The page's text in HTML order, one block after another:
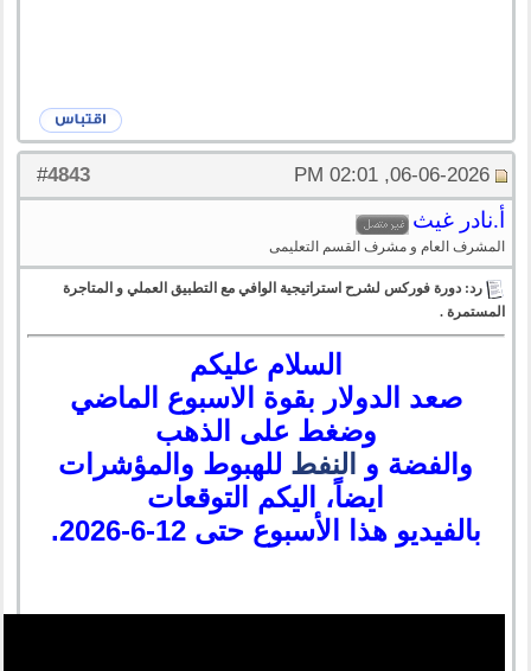
#
4843 06-06-2026, 02:01 PM
أ.نادر غيث
المشرف العام و مشرف القسم التعليمى
رد: دورة فوركس لشرح استراتيجية الوافي مع التطبيق العملي و المتاجرة
المستمرة .
السلام عليكم
صعد الدولار بقوة الاسبوع الماضي
وضغط على الذهب
والفضة و
النفط للهبوط والمؤشرات
ايضاً، اليكم التوقعات
بالفيديو هذا الأسبوع حتى 12-6-2026.